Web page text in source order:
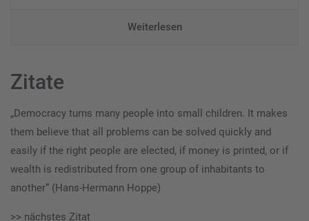
Weiterlesen
Zitate
„Democracy turns many people into small children. It makes
them believe that all problems can be solved quickly and
easily if the right people are elected, if money is printed, or if
wealth is redistributed from one group of inhabitants to
another“ (Hans-Hermann Hoppe)
>> nächstes Zitat